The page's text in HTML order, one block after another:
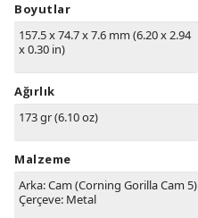
Boyutlar
157.5 x 74.7 x 7.6 mm (6.20 x 2.94
x 0.30 in)
Ağırlık
173 gr (6.10 oz)
Malzeme
Arka: Cam (Corning Gorilla Cam 5)
Çerçeve: Metal